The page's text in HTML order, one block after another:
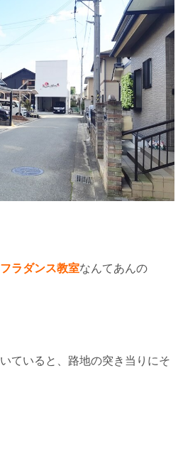
フラダンス教室なんてあんの
ていると、路地の突き当りにそ